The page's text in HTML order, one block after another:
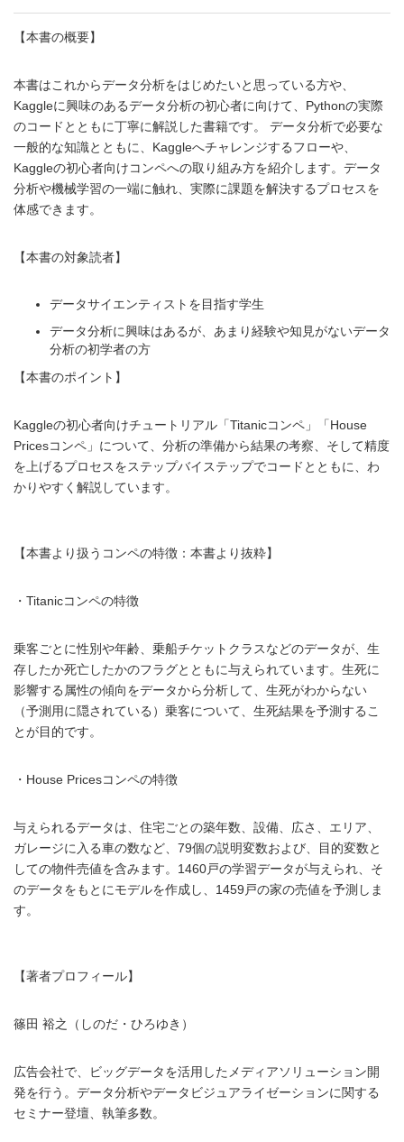
【本書の概要】
本書はこれからデータ分析をはじめたいと思っている方や、
Kaggleに興味のあるデータ分析の初心者に向けて、Pythonの実際
のコードとともに丁寧に解説した書籍です。 データ分析で必要な
一般的な知識とともに、Kaggleへチャレンジするフローや、
Kaggleの初心者向けコンペへの取り組み方を紹介します。データ
分析や機械学習の一端に触れ、実際に課題を解決するプロセスを
体感できます。
【本書の対象読者】
データサイエンティストを目指す学生
データ分析に興味はあるが、あまり経験や知見がないデータ
分析の初学者の方
【本書のポイント】
Kaggleの初心者向けチュートリアル「Titanicコンペ」「House
Pricesコンペ」について、分析の準備から結果の考察、そして精度
を上げるプロセスをステップバイステップでコードとともに、わ
かりやすく解説しています。
【本書より扱うコンペの特徴：本書より抜粋】
・Titanicコンペの特徴
乗客ごとに性別や年齢、乗船チケットクラスなどのデータが、生
存したか死亡したかのフラグとともに与えられています。生死に
影響する属性の傾向をデータから分析して、生死がわからない
（予測用に隠されている）乗客について、生死結果を予測するこ
とが目的です。
・House Pricesコンペの特徴
与えられるデータは、住宅ごとの築年数、設備、広さ、エリア、
ガレージに入る車の数など、79個の説明変数および、目的変数と
しての物件売値を含みます。1460戸の学習データが与えられ、そ
のデータをもとにモデルを作成し、1459戸の家の売値を予測しま
す。
【著者プロフィール】
篠田 裕之（しのだ・ひろゆき）
広告会社で、ビッグデータを活用したメディアソリューション開
発を行う。データ分析やデータビジュアライゼーションに関する
セミナー登壇、執筆多数。